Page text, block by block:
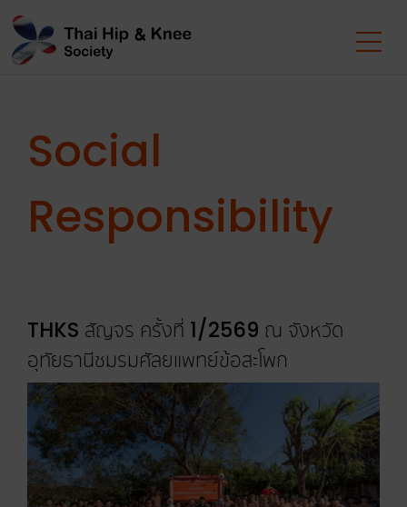
Social
Responsibility
THKS สัญจร ครั้งที่ 1/2569 ณ จังหวัด
อุทัยธานีชมรมศัลยแพทย์ข้อสะโพก